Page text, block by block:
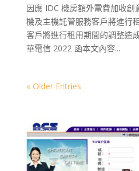
因應 IDC 機房額外電費加收創
機及主機託管服務客戶將進行
客戶將進行租用期間的調整造
華電信 2022 函本文內容...
« Older Entries